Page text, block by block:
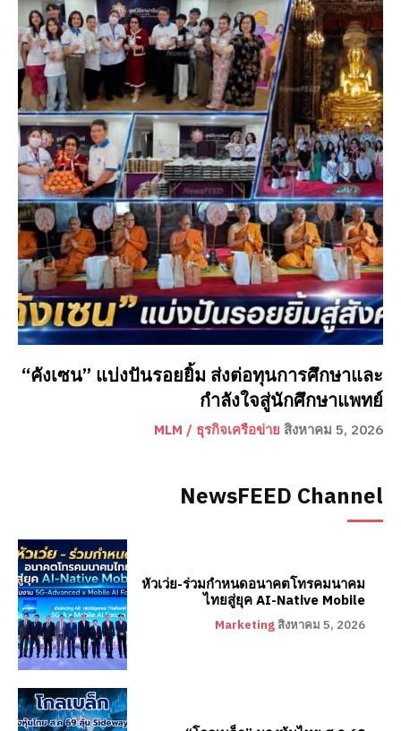
“คังเซน” แบ่งปันรอยยิ้ม ส่งต่อทุนการศึกษาและ
กำลังใจสู่นักศึกษาแพทย์
MLM / ธุรกิจเครือข่าย สิงหาคม 5, 2026
NewsFEED Channel
หัวเว่ย-ร่วมกำหนดอนาคตโทรคมนาคม
ไทยสู่ยุค AI-Native Mobile
Marketing สิงหาคม 5, 2026